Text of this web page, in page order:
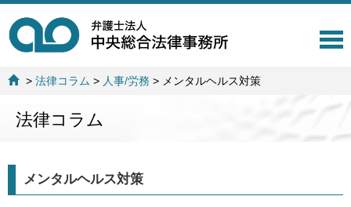
T
g
>法律コラム > 人事/労務 > メンタルヘルス対策
法律コラム
メンタルヘルス対策